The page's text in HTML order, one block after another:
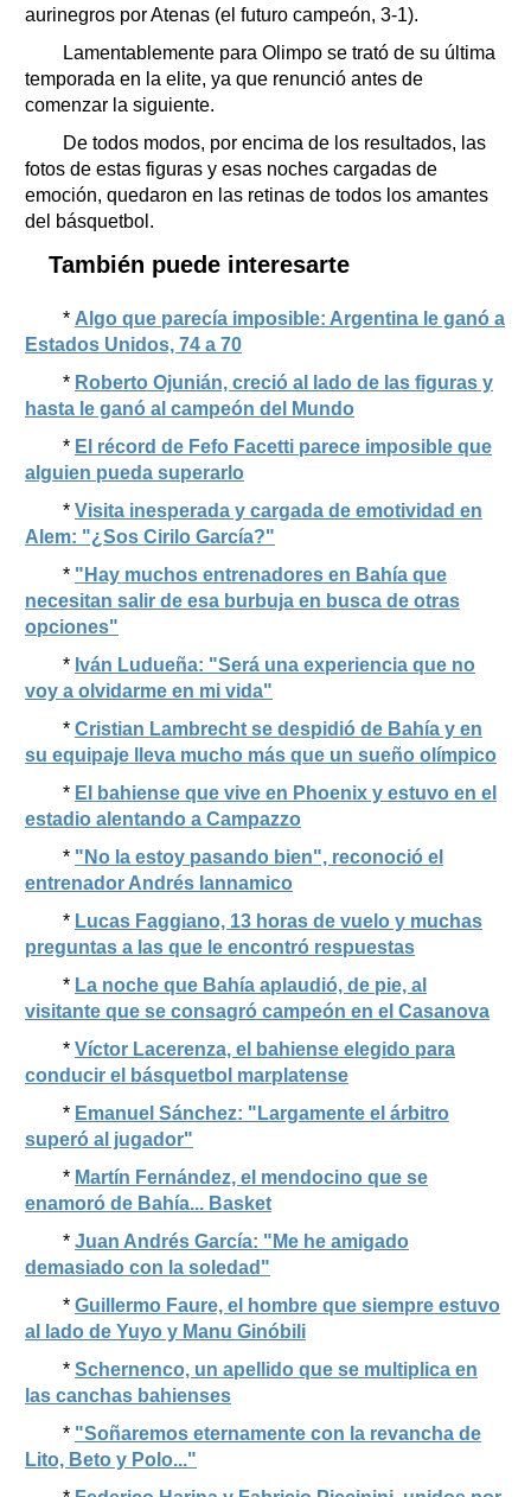
aurinegros por Atenas (el futuro campeón, 3-1).
Lamentablemente para Olimpo se trató de su última
temporada en la elite, ya que renunció antes de
comenzar la siguiente.
De todos modos, por encima de los resultados, las
fotos de estas figuras y esas noches cargadas de
emoción, quedaron en las retinas de todos los amantes
del básquetbol.
También puede interesarte
* Algo que parecía imposible: Argentina le ganó a
Estados Unidos, 74 a 70
* Roberto Ojunián, creció al lado de las figuras y
hasta le ganó al campeón del Mundo
* El récord de Fefo Facetti parece imposible que
alguien pueda superarlo
* Visita inesperada y cargada de emotividad en
Alem: "¿Sos Cirilo García?"
* "Hay muchos entrenadores en Bahía que
necesitan salir de esa burbuja en busca de otras
opciones"
* Iván Ludueña: "Será una experiencia que no
voy a olvidarme en mi vida"
* Cristian Lambrecht se despidió de Bahía y en
su equipaje lleva mucho más que un sueño olímpico
* El bahiense que vive en Phoenix y estuvo en el
estadio alentando a Campazzo
* "No la estoy pasando bien", reconoció el
entrenador Andrés Iannamico
* Lucas Faggiano, 13 horas de vuelo y muchas
preguntas a las que le encontró respuestas
* La noche que Bahía aplaudió, de pie, al
visitante que se consagró campeón en el Casanova
* Víctor Lacerenza, el bahiense elegido para
conducir el básquetbol marplatense
* Emanuel Sánchez: "Largamente el árbitro
superó al jugador"
* Martín Fernández, el mendocino que se
enamoró de Bahía... Basket
* Juan Andrés García: "Me he amigado
demasiado con la soledad"
* Guillermo Faure, el hombre que siempre estuvo
al lado de Yuyo y Manu Ginóbili
* Schernenco, un apellido que se multiplica en
las canchas bahienses
* "Soñaremos eternamente con la revancha de
Lito, Beto y Polo..."